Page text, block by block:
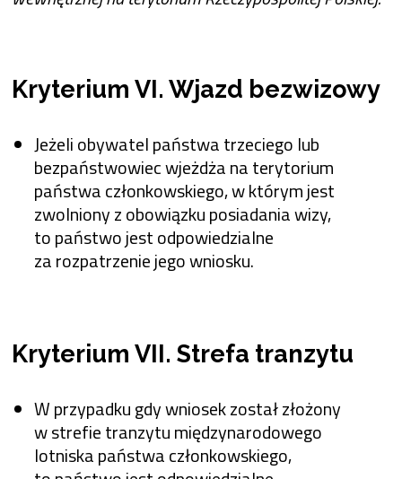
Kryterium VI. Wjazd bezwizowy
Jeżeli obywatel państwa trzeciego lub
bezpaństwowiec wjeżdża na terytorium
państwa członkowskiego, w którym jest
zwolniony z obowiązku posiadania wizy,
to państwo jest odpowiedzialne
za rozpatrzenie jego wniosku.
Kryterium VII. Strefa tranzytu
W przypadku gdy wniosek został złożony
w strefie tranzytu międzynarodowego
lotniska państwa członkowskiego,